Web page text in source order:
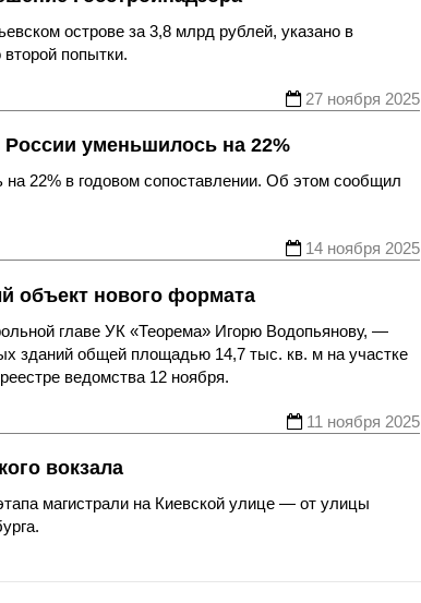
острове за 3,8 млрд рублей, указано в
попытки.
27 ноября 2025
уменьшилось на 22%
22% в годовом сопоставлении. Об этом сообщил
14 ноября 2025
объект нового формата
главе УК «Теорема» Игорю Водопьянову, —
зданий общей площадью 14,7 тыс. кв. м на участке
ведомства 12 ноября.
11 ноября 2025
вокзала
магистрали на Киевской улице — от улицы